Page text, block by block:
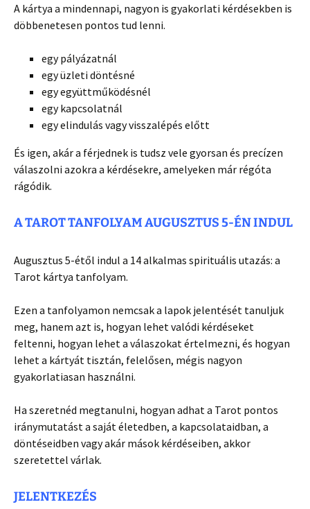
A kártya a mindennapi, nagyon is gyakorlati kérdésekben is
döbbenetesen pontos tud lenni.
egy pályázatnál
egy üzleti döntésné
egy együttműködésnél
egy kapcsolatnál
egy elindulás vagy visszalépés előtt
És igen, akár a férjednek is tudsz vele gyorsan és precízen
válaszolni azokra a kérdésekre, amelyeken már régóta
rágódik.
A TAROT TANFOLYAM AUGUSZTUS 5-ÉN INDUL
Augusztus 5-étől indul a 14 alkalmas spirituális utazás: a
Tarot kártya tanfolyam.
Ezen a tanfolyamon nemcsak a lapok jelentését tanuljuk
meg, hanem azt is, hogyan lehet valódi kérdéseket
feltenni, hogyan lehet a válaszokat értelmezni, és hogyan
lehet a kártyát tisztán, felelősen, mégis nagyon
gyakorlatiasan használni.
Ha szeretnéd megtanulni, hogyan adhat a Tarot pontos
iránymutatást a saját életedben, a kapcsolataidban, a
döntéseidben vagy akár mások kérdéseiben, akkor
szeretettel várlak.
JELENTKEZÉS